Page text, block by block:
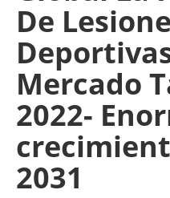
De
Mercado
2022-
2031